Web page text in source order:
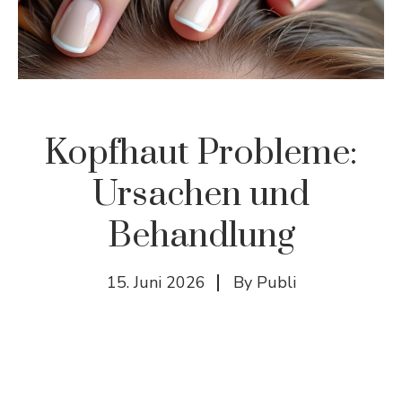
Kopfhaut Probleme:
Ursachen und
Behandlung
15. Juni 2026 By Publi